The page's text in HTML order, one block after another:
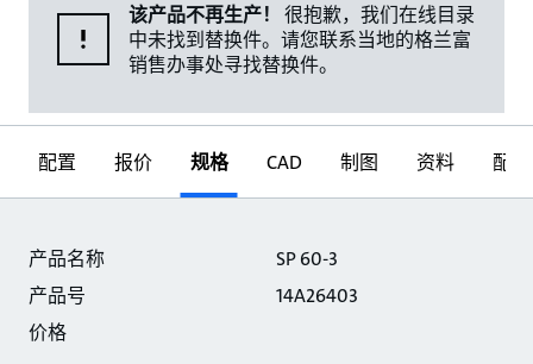
该产品不再生产！
很抱歉，我们在线目录
中未找到替换件。请您联系当地的格兰富
销售办事处寻找替换件。
配置 报价 规格 CAD 制图 资料 配件
产品名称
SP 60-3
产品号
14A26403
价格